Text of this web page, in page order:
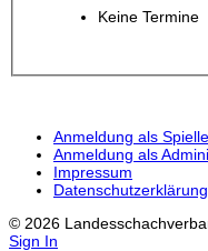
Keine Termine
Anmeldung als
Anmeldung als
Impressum
Datenschutzerklärung
© 2026
Sign In